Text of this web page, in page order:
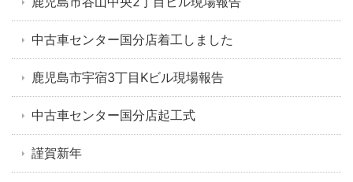
中古車センター国分店着工しました
鹿児島市宇宿3丁目Kビル現場報告
中古車センター国分店起工式
謹賀新年